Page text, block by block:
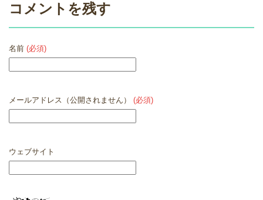
コメントを残す
名前 (必須)
メールアドレス（公開されません） (必須)
ウェブサイト